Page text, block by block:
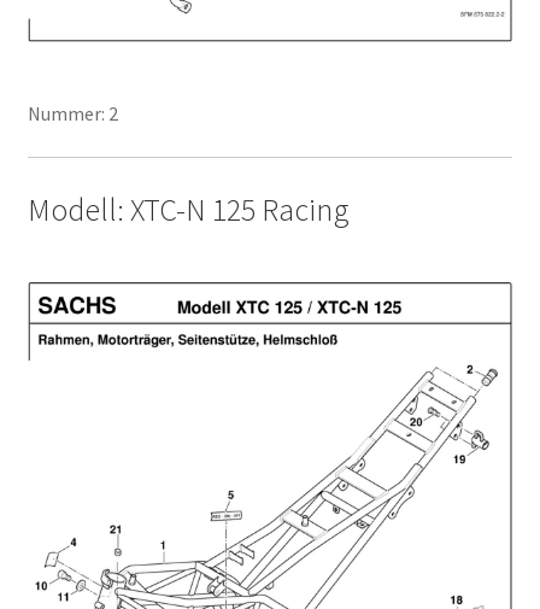
Nummer: 2
Modell: XTC-N 125 Racing